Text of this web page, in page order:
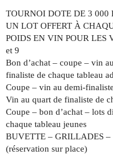
TOURNOI DOTE DE 3 000
UN LOT OFFERT À
POIDS EN VIN POUR LES
et 9
Bon d’achat – coupe – vin
finaliste de chaque tableau
Coupe – vin au demi-
Vin au quart de finaliste de
Coupe – bon d’achat – lots
chaque tableau jeunes
BUVETTE – GRILLADES –
(réservation sur place)